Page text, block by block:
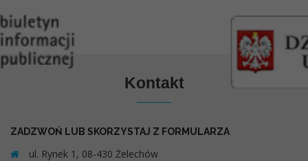
Kontakt
ZADZWOŃ LUB SKORZYSTAJ Z FORMULARZA
ul. Rynek 1, 08-430 Żelechów